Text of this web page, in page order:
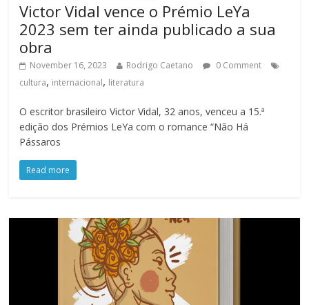
Victor Vidal vence o Prémio LeYa
2023 sem ter ainda publicado a sua
obra
November 16, 2023 Rodrigo Caetano
0 Comment
cultura, internacional, literatura
O escritor brasileiro Victor Vidal, 32 anos, venceu a 15.ª
edição dos Prémios LeYa com o romance “Não Há
Pássaros
Read more